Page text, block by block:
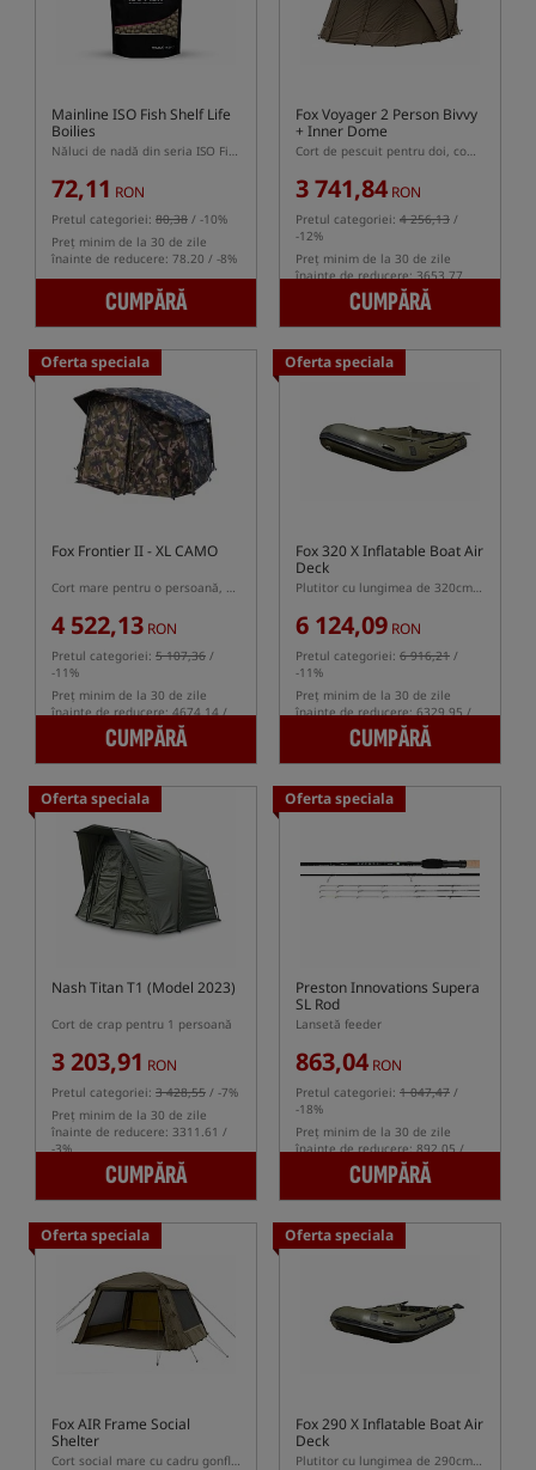
Mainline ISO Fish Shelf Life
Boilies
Năluci de nadă din seria ISO Fish
72,11 RON
Pretul categoriei: 80,38 / -10%
Preț minim de la 30 de zile
înainte de reducere: 78.20 / -8%
CUMPĂRĂ
Fox Voyager 2 Person Bivvy
+ Inner Dome
Cort de pescuit pentru doi, complet cu capsulă interioară
3 741,84 RON
Pretul categoriei: 4 256,13 /
-12%
Preț minim de la 30 de zile
înainte de reducere: 3653.77
CUMPĂRĂ
Oferta speciala
Fox Frontier II - XL CAMO
Cort mare pentru o persoană, de pescuit crap, în culoarea camuflajului
4 522,13 RON
Pretul categoriei: 5 107,36 /
-11%
Preț minim de la 30 de zile
înainte de reducere: 4674.14 /
CUMPĂRĂ
Oferta speciala
Fox 320 X Inflatable Boat Air
Deck
Plutitor cu lungimea de 320cm cu podea gonflabilă Air Deck
6 124,09 RON
Pretul categoriei: 6 916,21 /
-11%
Preț minim de la 30 de zile
înainte de reducere: 6329.95 /
CUMPĂRĂ
Oferta speciala
Nash Titan T1 (Model 2023)
Cort de crap pentru 1 persoană
3 203,91 RON
Pretul categoriei: 3 428,55 / -7%
Preț minim de la 30 de zile
înainte de reducere: 3311.61 /
-3%
CUMPĂRĂ
Oferta speciala
Preston Innovations Supera
SL Rod
Lansetă feeder
863,04 RON
Pretul categoriei: 1 047,47 /
-18%
Preț minim de la 30 de zile
înainte de reducere: 892.05 /
CUMPĂRĂ
Oferta speciala
Fox AIR Frame Social
Shelter
Cort social mare cu cadru gonflabil
Oferta speciala
Fox 290 X Inflatable Boat Air
Deck
Plutitor cu lungimea de 290cm și podea gonflabilă Air Deck